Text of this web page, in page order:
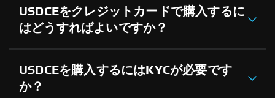
USDCEをクレジットカードで購入するに
はどうすればよいですか？
USDCEを購入するにはKYCが必要です
か？